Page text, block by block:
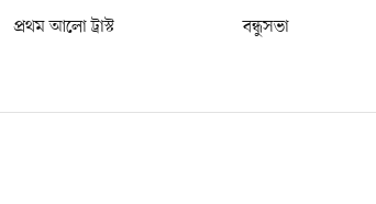
প্রথম আলো ট্রাস্ট বন্ধুসভা